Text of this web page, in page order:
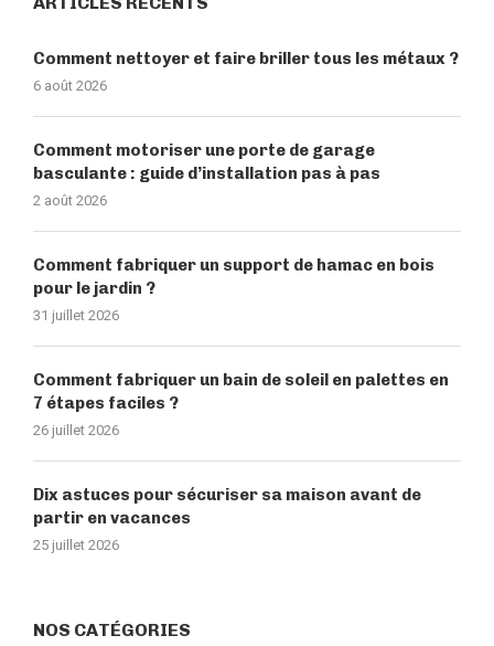
Comment nettoyer et faire briller tous les métaux ?
6 août 2026
Comment motoriser une porte de garage
basculante : guide d’installation pas à pas
2 août 2026
Comment fabriquer un support de hamac en bois
pour le jardin ?
31 juillet 2026
Comment fabriquer un bain de soleil en palettes en
7 étapes faciles ?
26 juillet 2026
Dix astuces pour sécuriser sa maison avant de
partir en vacances
25 juillet 2026
NOS CATÉGORIES